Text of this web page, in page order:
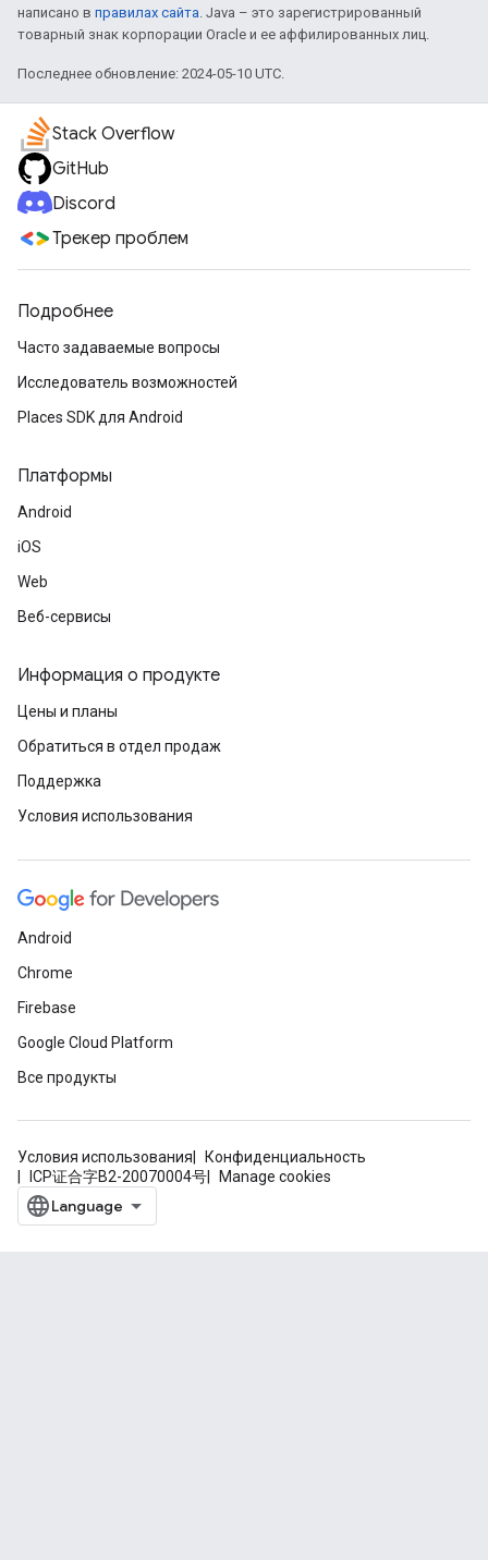
написано в правилах сайта . Java – это зарегистрированный
товарный знак корпорации Oracle и ее аффилированных лиц.
Последнее обновление: 2024-05-10 UTC.
Stack Overflow
GitHub
Discord
Трекер проблем
Подробнее
Часто задаваемые вопросы
Исследователь возможностей
Places SDK для Android
Платформы
Android
iOS
Web
Веб-сервисы
Информация о продукте
Цены и планы
Обратиться в отдел продаж
Поддержка
Условия использования
Android
Chrome
Firebase
Google Cloud Platform
Все продукты
Условия использования
Конфиденциальность
ICP证合字B2-20070004号
Manage cookies